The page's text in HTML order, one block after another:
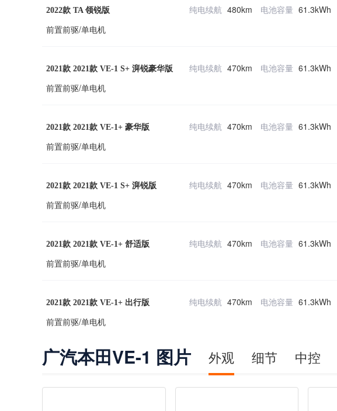
2022款 TA 领锐版
前置前驱/单电机
纯电续航 480km 电池容量 61.3kWh
2021款 2021款 VE-1 S+ 湃锐豪华版
前置前驱/单电机
纯电续航 470km 电池容量 61.3kWh
2021款 2021款 VE-1+ 豪华版
前置前驱/单电机
纯电续航 470km 电池容量 61.3kWh
2021款 2021款 VE-1 S+ 湃锐版
前置前驱/单电机
纯电续航 470km 电池容量 61.3kWh
2021款 2021款 VE-1+ 舒适版
前置前驱/单电机
纯电续航 470km 电池容量 61.3kWh
2021款 2021款 VE-1+ 出行版
前置前驱/单电机
纯电续航 470km 电池容量 61.3kWh
广汽本田VE-1 图片 外观 细节 中控